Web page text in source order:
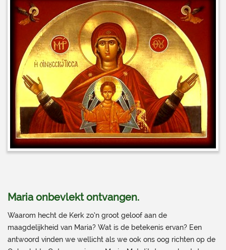
Maria onbevlekt ontvangen.
Waarom hecht de Kerk zo’n groot geloof aan de
maagdelijkheid van Maria? Wat is de betekenis ervan? Een
antwoord vinden we wellicht als we ook ons oog richten op de